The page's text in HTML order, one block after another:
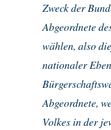
Zweck der
Abgeordnete
wählen, also
nationaler
Abgeordnete,
Volkes in der